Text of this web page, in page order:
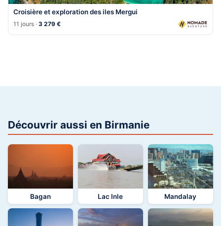
Croisière et exploration des iles Mergui
11 jours ·3 279 €
Découvrir aussi en Birmanie
Bagan Lac Inle Mandalay